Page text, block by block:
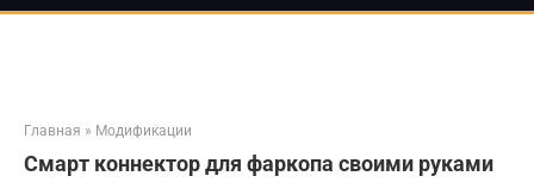
Главная » Модификации
Смарт коннектор для фаркопа своими руками